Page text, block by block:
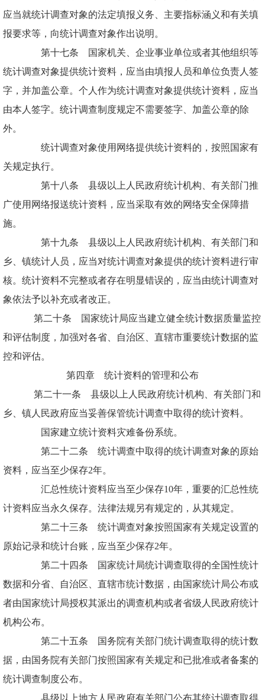
应当就统计调查对象的法定填报义务、主要指标涵义和有关填
报要求等，向统计调查对象作出说明。
第十七条 国家机关、企业事业单位或者其他组织等
统计调查对象提供统计资料，应当由填报人员和单位负责人签
字，并加盖公章。个人作为统计调查对象提供统计资料，应当
由本人签字。统计调查制度规定不需要签字、加盖公章的除
外。
统计调查对象使用网络提供统计资料的，按照国家有
关规定执行。
第十八条 县级以上人民政府统计机构、有关部门推
广使用网络报送统计资料，应当采取有效的网络安全保障措
施。
第十九条 县级以上人民政府统计机构、有关部门和
乡、镇统计人员，应当对统计调查对象提供的统计资料进行审
核。统计资料不完整或者存在明显错误的，应当由统计调查对
象依法予以补充或者改正。
第二十条 国家统计局应当建立健全统计数据质量监控
和评估制度，加强对各省、自治区、直辖市重要统计数据的监
控和评估。
第四章 统计资料的管理和公布
第二十一条 县级以上人民政府统计机构、有关部门和
乡、镇人民政府应当妥善保管统计调查中取得的统计资料。
国家建立统计资料灾难备份系统。
第二十二条 统计调查中取得的统计调查对象的原始
资料，应当至少保存2年。
汇总性统计资料应当至少保存10年，重要的汇总性统
计资料应当永久保存。法律法规另有规定的，从其规定。
第二十三条 统计调查对象按照国家有关规定设置的
原始记录和统计台账，应当至少保存2年。
第二十四条 国家统计局统计调查取得的全国性统计
数据和分省、自治区、直辖市统计数据，由国家统计局公布或
者由国家统计局授权其派出的调查机构或者省级人民政府统计
机构公布。
第二十五条 国务院有关部门统计调查取得的统计数
据，由国务院有关部门按照国家有关规定和已批准或者备案的
统计调查制度公布。
县级以上地方人民政府有关部门公布其统计调查取得